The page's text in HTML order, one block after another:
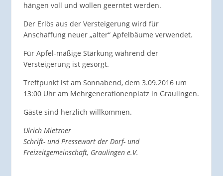
hängen voll und wollen geerntet werden.
Der Erlös aus der Versteigerung wird für
Anschaffung neuer „alter“ Apfelbäume verwendet.
Für Apfel-mäßige Stärkung während der
Versteigerung ist gesorgt.
Treffpunkt ist am Sonnabend, dem 3.09.2016 um
13:00 Uhr am Mehrgenerationenplatz in Graulingen.
Gäste sind herzlich willkommen.
Ulrich Mietzner
Schrift- und Pressewart der Dorf- und
Freizeitgemeinschaft, Graulingen e.V.